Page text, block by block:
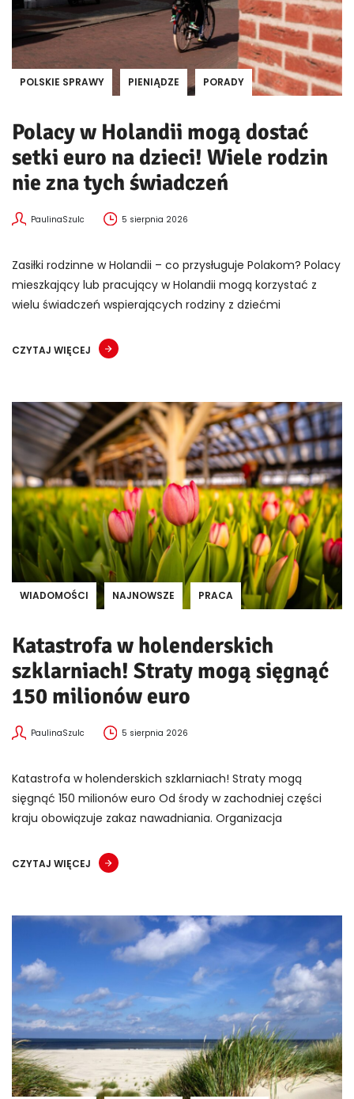
POLSKIE SPRAWY PIENIĄDZE PORADY
Polacy w Holandii mogą dostać
setki euro na dzieci! Wiele rodzin
nie zna tych świadczeń
PaulinaSzulc 5 sierpnia 2026
Zasiłki rodzinne w Holandii – co przysługuje Polakom? Polacy
mieszkający lub pracujący w Holandii mogą korzystać z
wielu świadczeń wspierających rodziny z dziećmi
CZYTAJ WIĘCEJ
WIADOMOŚCI NAJNOWSZE PRACA
Katastrofa w holenderskich
szklarniach! Straty mogą sięgnąć
150 milionów euro
PaulinaSzulc 5 sierpnia 2026
Katastrofa w holenderskich szklarniach! Straty mogą
sięgnąć 150 milionów euro Od środy w zachodniej części
kraju obowiązuje zakaz nawadniania. Organizacja
CZYTAJ WIĘCEJ